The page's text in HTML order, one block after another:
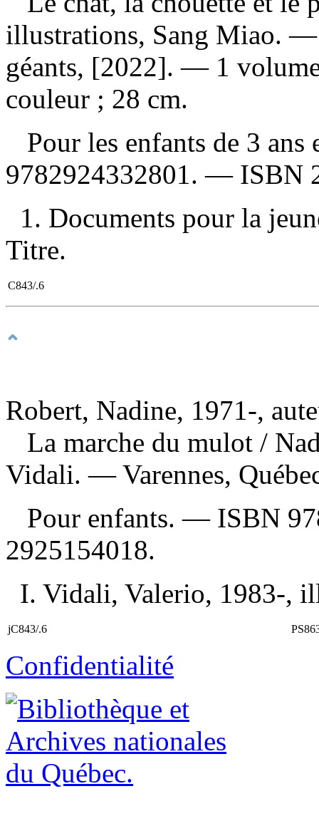
illustrations, Sang Miao. —
géants, [2022]. — 1
couleur ; 28 cm.
Pour les enfants de 3
9782924332801. — ISBN
1. Documents pour la
Titre.
C843/.6
Robert, Nadine, 1971-,
La marche du mulot /
Vidali. — Varennes,
Pour enfants. — ISBN
2925154018.
I. Vidali, Valerio, 1983-,
jC843/.6
Confidentialité